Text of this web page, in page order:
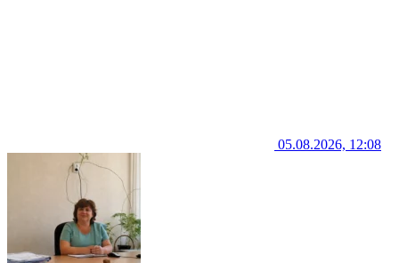
05.08.2026, 12:08